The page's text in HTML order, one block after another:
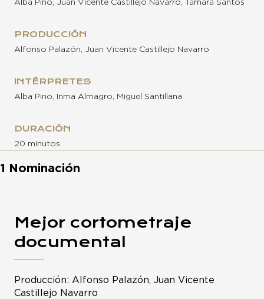
Alba Pino, Juan Vicente Castillejo Navarro, Tamara Santos
PRODUCCIÓN
Alfonso Palazón, Juan Vicente Castillejo Navarro
INTÉRPRETES
Alba Pino, Inma Almagro, Miguel Santillana
DURACIÓN
20 minutos
1 Nominación
Mejor cortometraje
documental
Producción: Alfonso Palazón, Juan Vicente
Castillejo Navarro